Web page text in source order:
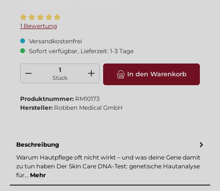
Durchschnittliche Bewertung von 5 von 5 Sternen
1 Bewertung
Versandkostenfrei
Sofort verfügbar, Lieferzeit: 1-3 Tage
Produkt Anzahl: Gib den gewünschten Wert ein oder benutze die
Stück
In den Warenkorb
Produktnummer: RM10173
Hersteller: Robben Medical GmbH
Beschreibung
Warum Hautpflege oft nicht wirkt – und was deine Gene damit
zu tun haben Der Skin Care DNA-Test: genetische Hautanalyse
für… Mehr